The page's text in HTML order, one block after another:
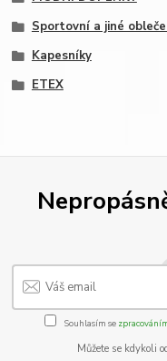
Sportovní a jiné
Kapesníky
ETEX
Souhlasím se
Můžete se kdykoli